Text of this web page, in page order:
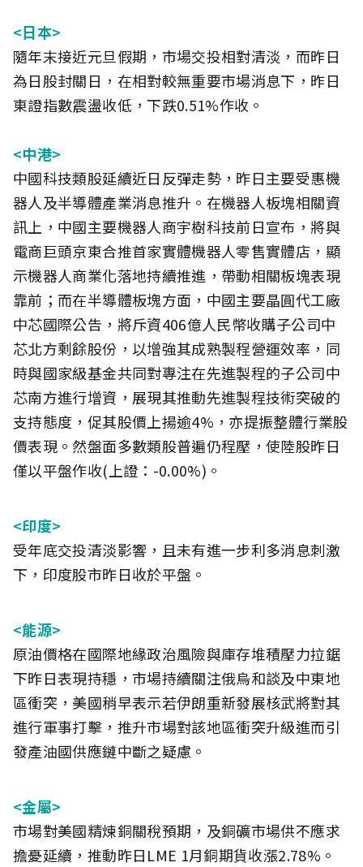
<日本>
隨年末接近元旦假期，市場交投相對清淡，而昨日
為日股封關日，在相對較無重要市場消息下，昨日
東證指數震盪收低，下跌0.51%作收。
<中港>
中國科技類股延續近日反彈走勢，昨日主要受惠機
器人及半導體產業消息推升。在機器人板塊相關資
訊上，中國主要機器人商宇樹科技前日宣布，將與
電商巨頭京東合推首家實體機器人零售實體店，顯
示機器人商業化落地持續推進，帶動相關板塊表現
靠前；而在半導體板塊方面，中國主要晶圓代工廠
中芯國際公告，將斥資406億人民幣收購子公司中
芯北方剩餘股份，以增強其成熟製程營運效率，同
時與國家級基金共同對專注在先進製程的子公司中
芯南方進行增資，展現其推動先進製程技術突破的
支持態度，促其股價上揚逾4%，亦提振整體行業股
價表現。然盤面多數類股普遍仍程壓，使陸股昨日
僅以平盤作收(上證：-0.00%)。
<印度>
受年底交投清淡影響，且未有進一步利多消息刺激
下，印度股市昨日收於平盤。
<能源>
原油價格在國際地緣政治風險與庫存堆積壓力拉鋸
下昨日表現持穩，市場持續關注俄烏和談及中東地
區衝突，美國稍早表示若伊朗重新發展核武將對其
進行軍事打擊，推升市場對該地區衝突升級進而引
發產油國供應鏈中斷之疑慮。
<金屬>
市場對美國精煉銅關稅預期，及銅礦市場供不應求
擔憂延續，推動昨日LME 1月銅期貨收漲2.78%。